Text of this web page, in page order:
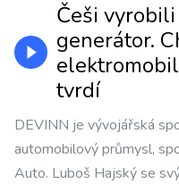
Češi
generátor.
tvrdí
DEVINN je vývojářská
automobilový průmysl,
Auto. Luboš Hajský se